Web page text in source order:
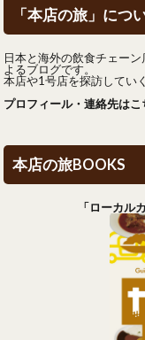
「本店の旅」につ
日本と海外の飲食チェー
よるブログです。
本店や1号店を探訪してい
プロフィール・連絡先はこ
本店の旅BOOKS
「ローカル